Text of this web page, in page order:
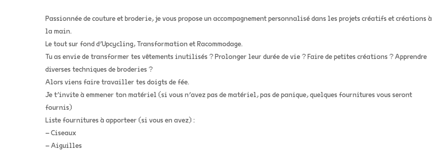
Passionnée de couture et broderie, je vous propose un accompagnement personnalisé dans les projets créatifs et créations à
la main.
Le tout sur fond d’Upcycling, Transformation et Racommodage.
Tu as envie de transformer tes vêtements inutilisés ? Prolonger leur durée de vie ? Faire de petites créations ? Apprendre
diverses techniques de broderies ?
Alors viens faire travailler tes doigts de fée.
Je t’invite à emmener ton matériel (si vous n’avez pas de matériel, pas de panique, quelques fournitures vous seront
fournis)
Liste fournitures à apporteer (si vous en avez) :
– Ciseaux
– Aiguilles